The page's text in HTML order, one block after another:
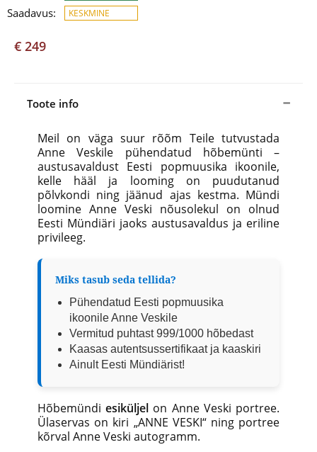
Saadavus:
KESKMINE
€ 249
Toote info
Meil on väga suur rõõm Teile tutvustada
Anne Veskile pühendatud hõbemünti –
austusavaldust Eesti popmuusika ikoonile,
kelle hääl ja looming on puudutanud
põlvkondi ning jäänud ajas kestma. Mündi
loomine Anne Veski nõusolekul on olnud
Eesti Mündiäri jaoks austusavaldus ja eriline
privileeg.
Miks tasub seda tellida?
Pühendatud Eesti popmuusika
ikoonile Anne Veskile
Vermitud puhtast 999/1000 hõbedast
Kaasas autentsussertifikaat ja kaaskiri
Ainult Eesti Mündiärist!
Hõbemündiesiküljel on Anne Veski portree.
Ülaservas on kiri „ANNE VESKI“ ning portree
kõrval Anne Veski autogramm.